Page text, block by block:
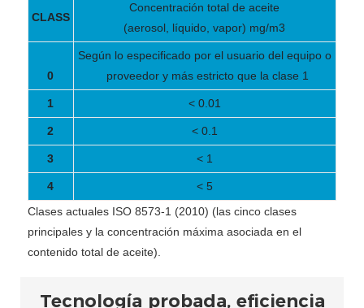
CLASS
Concentración total de aceite
(aerosol, líquido, vapor) mg/m3
0
Según lo especificado por el usuario del equipo o
proveedor y más estricto que la clase 1
1 < 0.01
2 < 0.1
3 < 1
4
< 5
Clases actuales ISO 8573-1 (2010) (las cinco clases
principales y la concentración máxima asociada en el
contenido total de aceite).
Tecnología probada, eficiencia